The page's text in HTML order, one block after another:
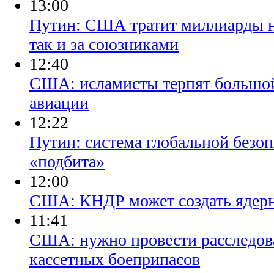
13:00
​Путин: США тратит миллиарды
так и за союзниками
12:40
​США: исламисты терпят
авиации
12:22
​Путин: система глобальной
«подбита»
12:00
​США: КНДР может создать
11:41
​США: нужно провести
кассетных боеприпасов